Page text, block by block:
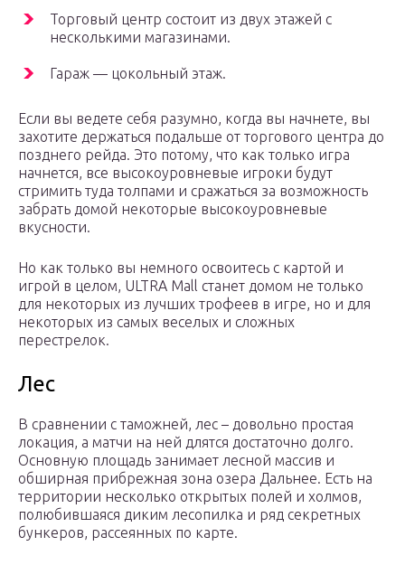
Торговый центр состоит из двух этажей с
несколькими магазинами.
Гараж — цокольный этаж.
Если вы ведете себя разумно, когда вы начнете, вы
захотите держаться подальше от торгового центра до
позднего рейда. Это потому, что как только игра
начнется, все высокоуровневые игроки будут
стримить туда толпами и сражаться за возможность
забрать домой некоторые высокоуровневые
вкусности.
Но как только вы немного освоитесь с картой и
игрой в целом, ULTRA Mall станет домом не только
для некоторых из лучших трофеев в игре, но и для
некоторых из самых веселых и сложных
перестрелок.
Лес
В сравнении с таможней, лес – довольно простая
локация, а матчи на ней длятся достаточно долго.
Основную площадь занимает лесной массив и
обширная прибрежная зона озера Дальнее. Есть на
территории несколько открытых полей и холмов,
полюбившаяся диким лесопилка и ряд секретных
бункеров, рассеянных по карте.